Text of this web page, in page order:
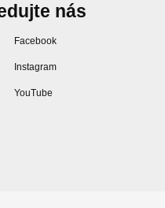
nás
Facebook
Instagram
YouTube